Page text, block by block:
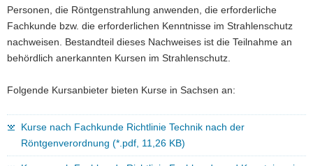
Personen, die Röntgenstrahlung anwenden, die erforderliche
Fachkunde bzw. die erforderlichen Kenntnisse im Strahlenschutz
nachweisen. Bestandteil dieses Nachweises ist die Teilnahme an
behördlich anerkannten Kursen im Strahlenschutz.
Folgende Kursanbieter bieten Kurse in Sachsen an:
Kurse nach Fachkunde Richtlinie Technik nach der
Röntgenverordnung (*.pdf, 11,26 KB)